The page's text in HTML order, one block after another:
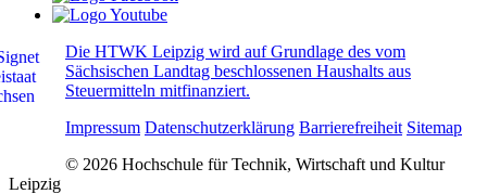
Die HTWK Leipzig wird auf Grundlage des vom
Sächsischen Landtag beschlossenen Haushalts aus
Steuermitteln mitfinanziert.
Impressum Datenschutzerklärung Barrierefreiheit Sitemap
© 2026 Hochschule für Technik, Wirtschaft und Kultur
Leipzig